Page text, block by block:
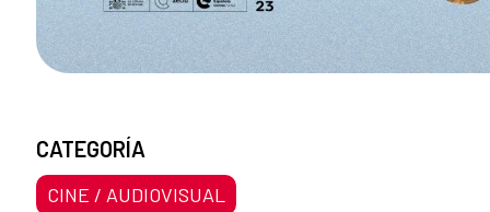
CATEGORÍA
CINE / AUDIOVISUAL